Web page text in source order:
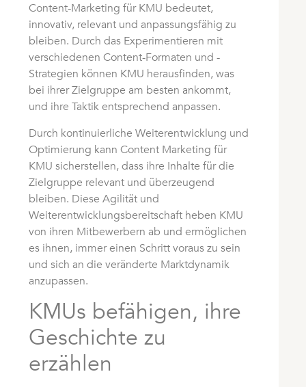
Content-Marketing für KMU bedeutet,
innovativ, relevant und anpassungsfähig zu
bleiben. Durch das Experimentieren mit
verschiedenen Content-Formaten und -
Strategien können KMU herausfinden, was
bei ihrer Zielgruppe am besten ankommt,
und ihre Taktik entsprechend anpassen.
Durch kontinuierliche Weiterentwicklung und
Optimierung kann Content Marketing für
KMU sicherstellen, dass ihre Inhalte für die
Zielgruppe relevant und überzeugend
bleiben. Diese Agilität und
Weiterentwicklungsbereitschaft heben KMU
von ihren Mitbewerbern ab und ermöglichen
es ihnen, immer einen Schritt voraus zu sein
und sich an die veränderte Marktdynamik
anzupassen.
KMUs befähigen, ihre
Geschichte zu
erzählen